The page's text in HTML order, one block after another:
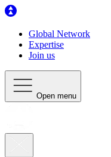
Global Network
Expertise
Join us
Open menu